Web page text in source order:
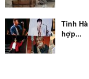
Tinh
hợp...